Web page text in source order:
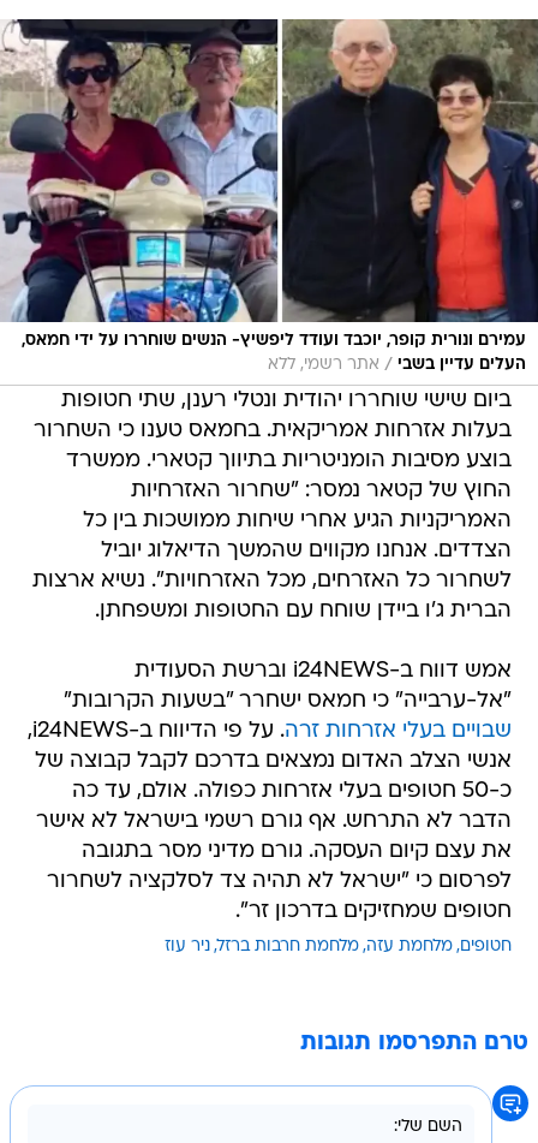
עמירם ונורית קופר, יוכבד ועודד ליפשיץ- הנשים שוחררו על ידי חמאס,
העלים עדיין בשבי / אתר רשמי, ללא
ביום שישי שוחררו יהודית ונטלי רענן, שתי חטופות
בעלות אזרחות אמריקאית. בחמאס טענו כי השחרור
בוצע מסיבות הומניטריות בתיווך קטארי. ממשרד
החוץ של קטאר נמסר: "שחרור האזרחיות
האמריקניות הגיע אחרי שיחות ממושכות בין כל
הצדדים. אנחנו מקווים שהמשך הדיאלוג יוביל
לשחרור כל האזרחים, מכל האזרחויות". נשיא ארצות
הברית ג'ו ביידן שוחח עם החטופות ומשפחתן.
אמש דווח ב-i24NEWS וברשת הסעודית
"אל-ערבייה" כי חמאס ישחרר "בשעות הקרובות"
שבויים בעלי אזרחות זרה
. על פי הדיווח ב-i24NEWS,
אנשי הצלב האדום נמצאים בדרכם לקבל קבוצה של
כ-50 חטופים בעלי אזרחות כפולה. אולם, עד כה
הדבר לא התרחש. אף גורם רשמי בישראל לא אישר
את עצם קיום העסקה. גורם מדיני מסר בתגובה
לפרסום כי "ישראל לא תהיה צד לסלקציה לשחרור
חטופים שמחזיקים בדרכון זר".
חטופים מלחמת עזה מלחמת חרבות ברזל ניר עוז
טרם התפרסמו תגובות